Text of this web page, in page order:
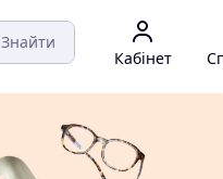
Знайти
Кабінет